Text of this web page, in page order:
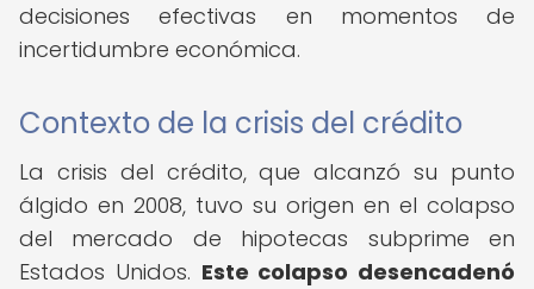
decisiones efectivas en momentos de
incertidumbre económica.
Contexto de la crisis del crédito
La crisis del crédito, que alcanzó su punto
álgido en 2008, tuvo su origen en el colapso
del mercado de hipotecas subprime en
Estados Unidos. Este colapso desencadenó